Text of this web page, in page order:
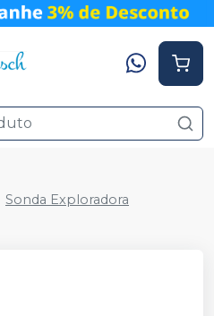
Sonda Exploradora